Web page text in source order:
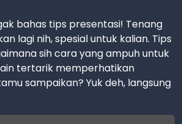
bahas tips presentasi! Tenang
lagi nih, spesial untuk kalian. Tips
sih cara yang ampuh untuk
tertarik memperhatikan
sampaikan? Yuk deh, langsung